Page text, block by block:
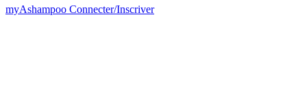
myAshampoo Connecter/Inscriver